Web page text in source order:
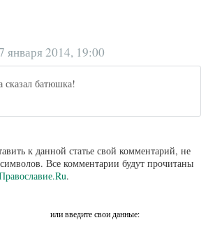
января 2014, 19:00
сказал батюшка!
к данной статье свой комментарий, не
Все комментарии будут прочитаны
.
или введите свои данные: